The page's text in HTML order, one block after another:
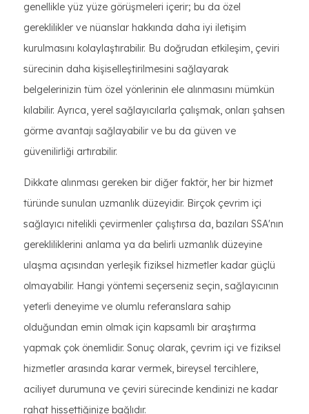
genellikle yüz yüze görüşmeleri içerir; bu da özel
gereklilikler ve nüanslar hakkında daha iyi iletişim
kurulmasını kolaylaştırabilir. Bu doğrudan etkileşim, çeviri
sürecinin daha kişiselleştirilmesini sağlayarak
belgelerinizin tüm özel yönlerinin ele alınmasını mümkün
kılabilir. Ayrıca, yerel sağlayıcılarla çalışmak, onları şahsen
görme avantajı sağlayabilir ve bu da güven ve
güvenilirliği artırabilir.
Dikkate alınması gereken bir diğer faktör, her bir hizmet
türünde sunulan uzmanlık düzeyidir. Birçok çevrim içi
sağlayıcı nitelikli çevirmenler çalıştırsa da, bazıları SSA'nın
gerekliliklerini anlama ya da belirli uzmanlık düzeyine
ulaşma açısından yerleşik fiziksel hizmetler kadar güçlü
olmayabilir. Hangi yöntemi seçerseniz seçin, sağlayıcının
yeterli deneyime ve olumlu referanslara sahip
olduğundan emin olmak için kapsamlı bir araştırma
yapmak çok önemlidir. Sonuç olarak, çevrim içi ve fiziksel
hizmetler arasında karar vermek, bireysel tercihlere,
aciliyet durumuna ve çeviri sürecinde kendinizi ne kadar
rahat hissettiğinize bağlıdır.